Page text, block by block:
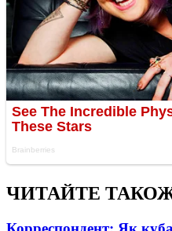
ЧИТАЙТЕ